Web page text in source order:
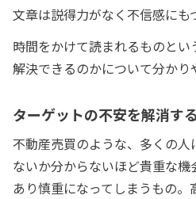
文章は説得力がなく不信感にも
時間をかけて読まれるものと
解決できるのかについて分かり
ターゲットの不安を解消する
不動産売買のような、多くの
ないか分からないほど貴重な
あり慎重になってしまうもの